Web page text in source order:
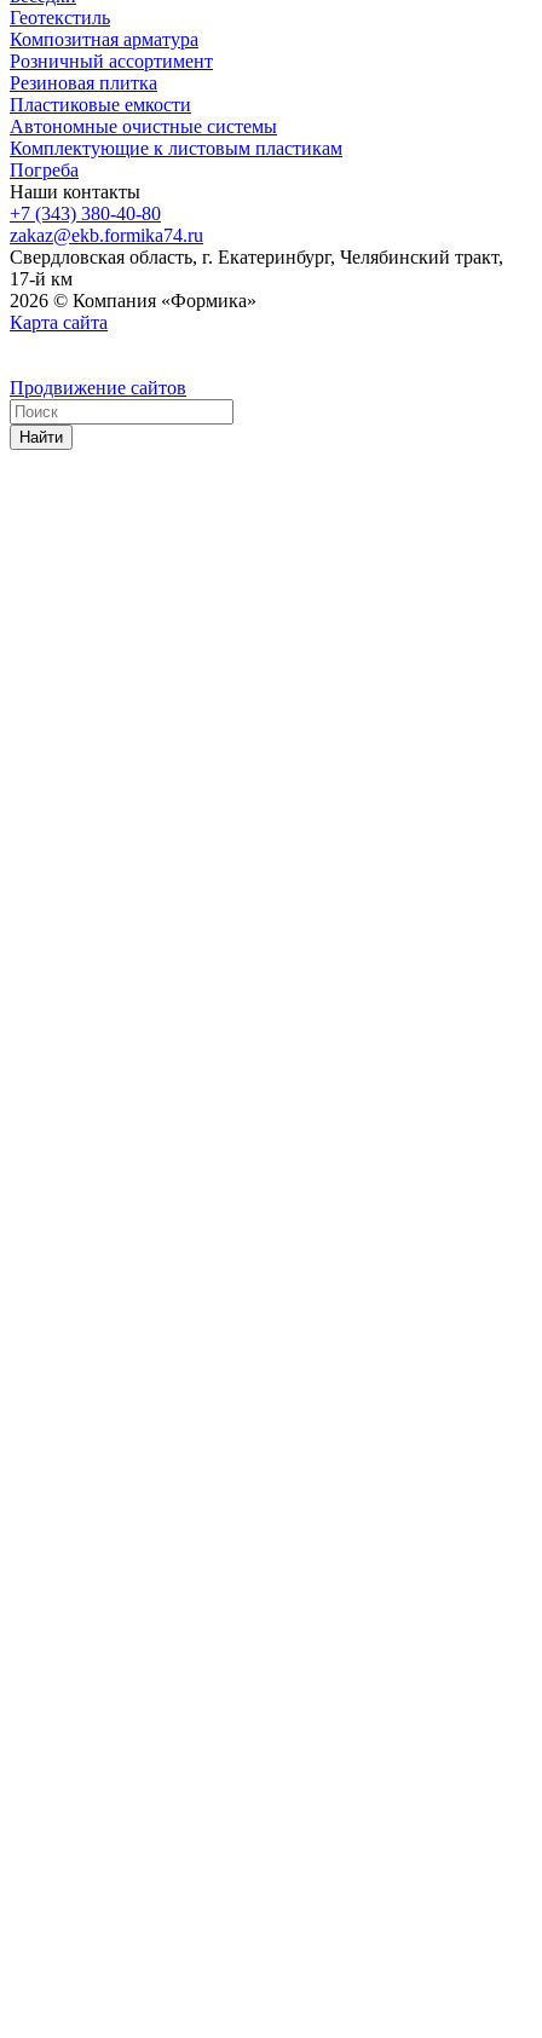
Геотекстиль
Композитная арматура
Розничный ассортимент
Резиновая плитка
Пластиковые емкости
Автономные очистные системы
Комплектующие к листовым пластикам
Погреба
Наши контакты
+7 (343) 380-40-80
zakaz@ekb.formika74.ru
Свердловская область, г. Екатеринбург, Челябинский тракт,
17-й км
2026 © Компания «Формика»
Карта сайта
Продвижение сайтов
Найти